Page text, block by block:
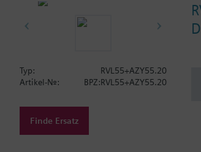
Typ:
RVL55+AZY55.20
Artikel-Nr.:
BPZ:RVL55+AZY55.20
Finde Ersatz